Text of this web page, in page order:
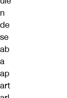
n
de
se
ab
a
ap
art